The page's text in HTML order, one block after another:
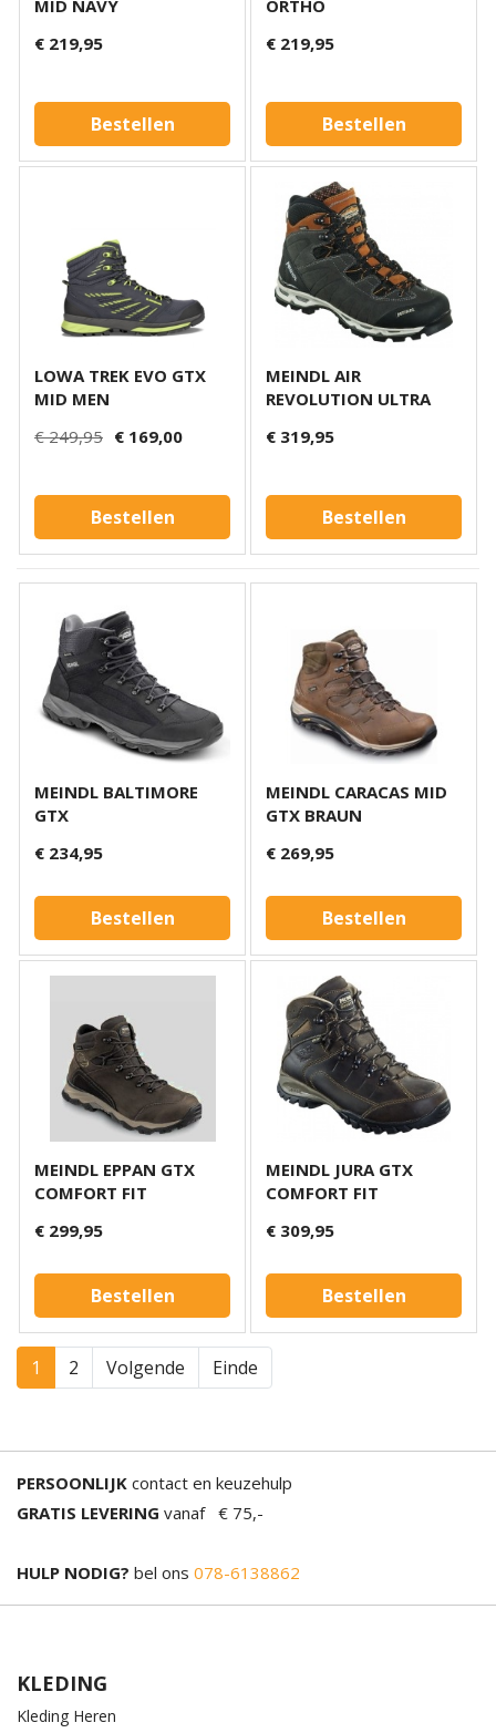
MID NAVY
€ 219,95
Bestellen
ORTHO
€ 219,95
Bestellen
LOWA TREK EVO GTX
MID MEN
€ 249,95 € 169,00
Bestellen
MEINDL AIR
REVOLUTION ULTRA
€ 319,95
Bestellen
MEINDL BALTIMORE
GTX
€ 234,95
Bestellen
MEINDL CARACAS MID
GTX BRAUN
€ 269,95
Bestellen
MEINDL EPPAN GTX
COMFORT FIT
€ 299,95
Bestellen
MEINDL JURA GTX
COMFORT FIT
€ 309,95
Bestellen
1 2 Volgende Einde
PERSOONLIJK contact en keuzehulp
GRATIS LEVERING vanaf € 75,-
HULP NODIG? bel ons 078-6138862
KLEDING
Kleding Heren